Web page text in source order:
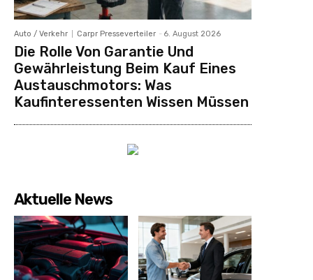
Auto / Verkehr Carpr Presseverteiler - 6. August 2026
Die Rolle Von Garantie Und
Gewährleistung Beim Kauf Eines
Austauschmotors: Was
Kaufinteressenten Wissen Müssen
Aktuelle News